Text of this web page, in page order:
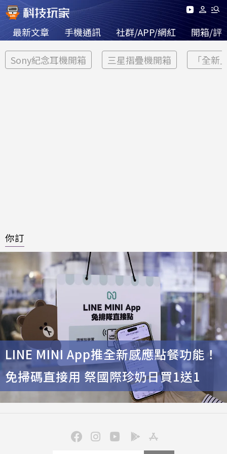
最新文章 手機通訊 社群/APP/網紅 開箱/評
Sony紀念耳機開箱 三星摺疊機開箱 「全新
你訂
LINE MINI App推全新感應點餐功能！
免掃碼直接用 祭國際珍奶日買1送1